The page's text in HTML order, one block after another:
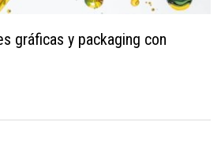
gráficas y packaging con